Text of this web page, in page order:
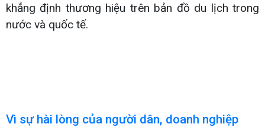
khẳng định thương hiệu trên bản đồ du lịch trong
nước và quốc tế.
Vì sự hài lòng của người dân, doanh nghiệp